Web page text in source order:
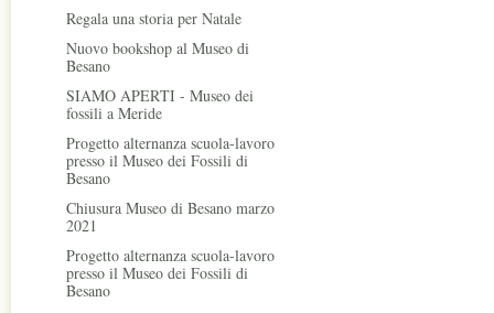
Regala una storia per Natale
Nuovo bookshop al Museo di
Besano
SIAMO APERTI - Museo dei
fossili a Meride
Progetto alternanza scuola-lavoro
presso il Museo dei Fossili di
Besano
Chiusura Museo di Besano marzo
2021
Progetto alternanza scuola-lavoro
presso il Museo dei Fossili di
Besano